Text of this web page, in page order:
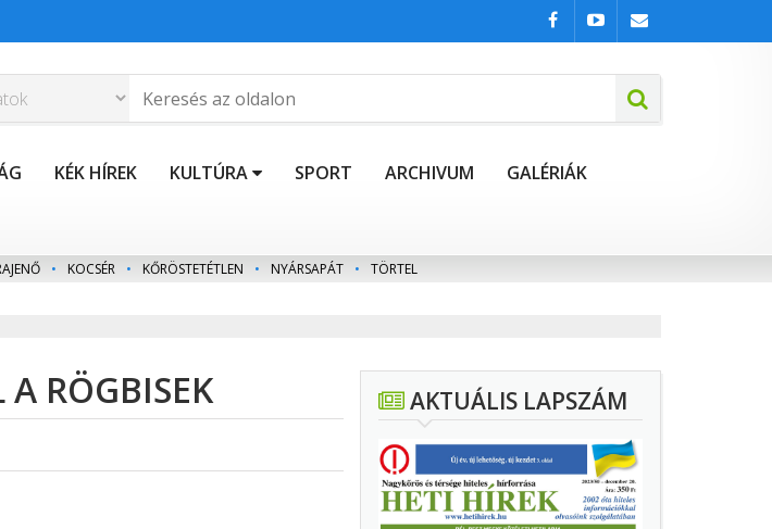
KÉK HÍREK KULTÚRA SPORT ARCHIVUM GALÉRIÁK
• KOCSÉR • KŐRÖSTETÉTLEN • NYÁRSAPÁT • TÖRTEL
RÖGBISEK AKTUÁLIS LAPSZÁM